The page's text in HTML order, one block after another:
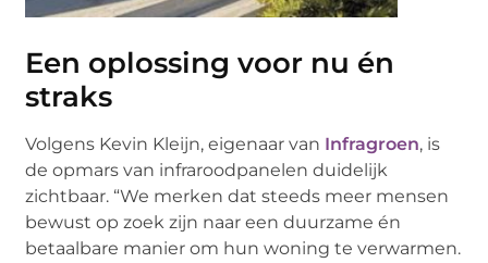
Een oplossing voor nu én
straks
Volgens Kevin Kleijn, eigenaar van Infragroen, is
de opmars van infraroodpanelen duidelijk
zichtbaar. “We merken dat steeds meer mensen
bewust op zoek zijn naar een duurzame én
betaalbare manier om hun woning te verwarmen.